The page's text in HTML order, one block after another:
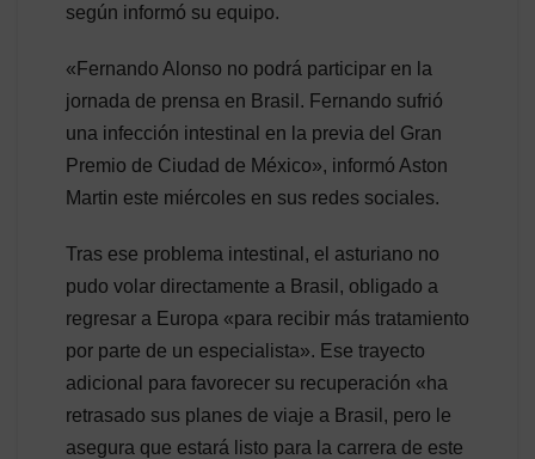
según informó su equipo.
«Fernando Alonso no podrá participar en la
jornada de prensa en Brasil. Fernando sufrió
una infección intestinal en la previa del Gran
Premio de Ciudad de México», informó Aston
Martin este miércoles en sus redes sociales.
Tras ese problema intestinal, el asturiano no
pudo volar directamente a Brasil, obligado a
regresar a Europa «para recibir más tratamiento
por parte de un especialista». Ese trayecto
adicional para favorecer su recuperación «ha
retrasado sus planes de viaje a Brasil, pero le
asegura que estará listo para la carrera de este